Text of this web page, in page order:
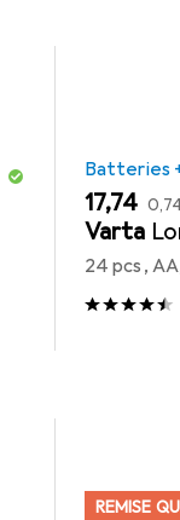
Batteries
EUR
17,74 EUR
Varta
24 pcs,
REMISE